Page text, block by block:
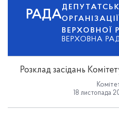
РАДА
ВЕРХОВНОЇ
ВЕРХОВНА
Розклад засідань
18 листопада